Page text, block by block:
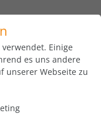
Einige
es uns andere
unserer Webseite zu